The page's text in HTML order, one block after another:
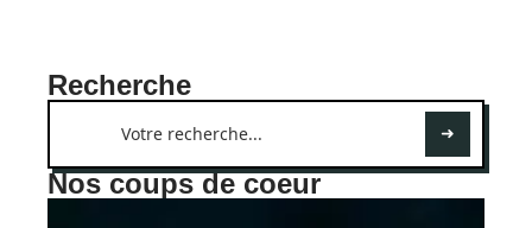
Recherche
Nos coups de coeur